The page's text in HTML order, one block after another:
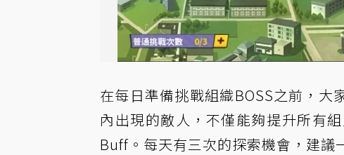
在每日準備挑戰組織BOSS之前，大
內出現的敵人，不僅能夠提升所有
Buff。每天有三次的探索機會，建議